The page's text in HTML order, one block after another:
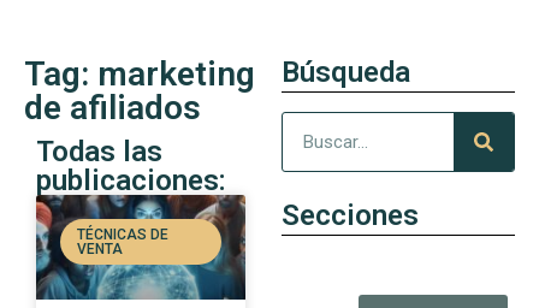
Tag: marketing
de afiliados
Todas las
publicaciones:
TÉCNICAS DE
VENTA
Búsqueda
Secciones